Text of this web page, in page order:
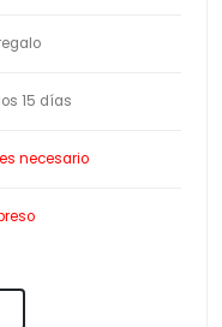
15 días
necesario